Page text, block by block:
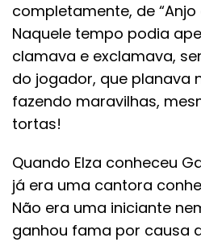
completamente, de “Anjo
Naquele tempo podia
clamava e exclamava,
do jogador, que planava
fazendo maravilhas,
tortas!
Quando Elza conheceu
já era uma cantora
Não era uma iniciante
ganhou fama por causa